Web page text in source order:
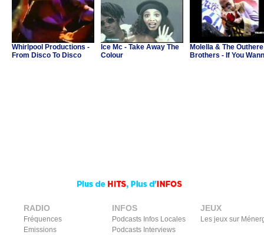
Whirlpool Productions -
From Disco To Disco
Ice Mc - Take Away The
Colour
Molella & The Outhere
Brothers - If You
RADIO
Fréquences
Emissions
INFOS
Podcasts Infos Locales
Podcasts Interviews
JEUX
Les jeux sur